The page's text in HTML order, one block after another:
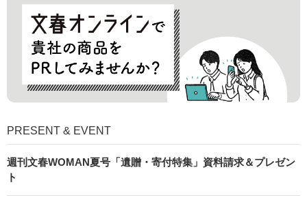
PRESENT & EVENT
週刊文春WOMAN夏号「遺贈・寄付特集」資料請求＆プレゼン
ト